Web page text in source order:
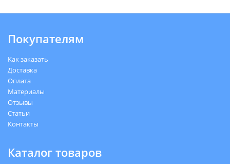
Покупателям
Как заказать
Доставка
Оплата
Материалы
Отзывы
Статьи
Контакты
Каталог товаров